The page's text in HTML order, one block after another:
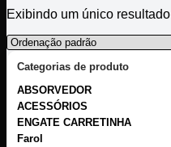
Exibindo um único resultado
Categorias de produto
ABSORVEDOR
ACESSÓRIOS
ENGATE CARRETINHA
Farol